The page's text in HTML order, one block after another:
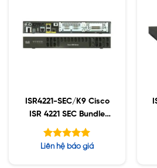
ISR4221-SEC/K9 Cisco
ISR 4221 SEC Bundle
with SEC lic
Được xếp
Liên hệ báo giá